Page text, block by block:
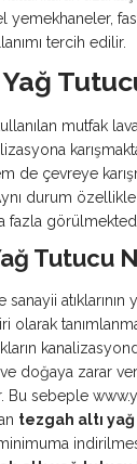
yemekhaneler,
tercih edilir.
mutfak
de çevreye
durum
fazla
Tutucu
atıklarının
ve doğaya zarar
Bu sebeple
tezgah altı